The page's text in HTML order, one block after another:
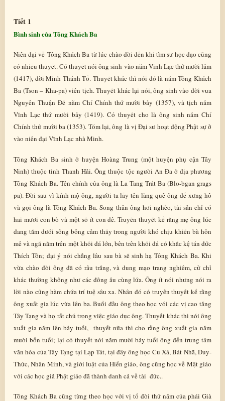
Tiết 1
Bình sinh của Tông Khách Ba
Niên đại về Tông Khách Ba từ lúc chào đời đến khi tìm sư học đạo cũng
có nhiều thuyết. Có thuyết nói ông sinh vào năm Vĩnh Lạc thứ mười lăm
(1417), đời Minh Thánh Tổ. Thuyết khác thì nói đó là năm Tông Khách
Ba (Tson – Kha-pa) viên tịch. Thuyết khác lại nói, ông sinh vào đời vua
Nguyên Thuận Đế năm Chí Chính thứ mười bảy (1357), và tịch năm
Vĩnh Lạc thứ mười bảy (1419). Có thuyết cho là ông sinh năm Chí
Chính thứ mười ba (1353). Tóm lại, ông là vị Đại sư hoạt động Phật sự ở
vào niên đại Vĩnh Lạc nhà Minh.
Tông Khách Ba sinh ở huyện Hoàng Trung (một huyện phụ cận Tây
Ninh) thuộc tỉnh Thanh Hải. Ông thuộc tộc người An Đa ở địa phương
Tông Khách Ba. Tên chính của ông là La Tang Trát Ba (Blo-bgan grags
pa). Đời sau vì kính mộ ông, người ta lấy tên làng quê ông để xưng hô
và gọi ông là Tông Khách Ba. Song thân ông hơi nghèo, tài sản chỉ có
hai mươi con bò và một số ít con dê. Truyền thuyết kể rằng mẹ ông lúc
đang tắm dưới sông bỗng cảm thấy trong người khó chịu khiến bà hôn
mê và ngã nằm trên một khối đá lớn, bên trên khối đá có khắc kệ tán đức
Thích Tôn; đại ý nói chẳng lâu sau bà sẽ sinh hạ Tông Khách Ba. Khi
vừa chào đời ông đã có râu trắng, và dung mạo trang nghiêm, cử chỉ
khác thường không như các đồng ấu cùng lứa. Ông ít nói nhưng nói ra
lời nào cũng hàm chứa trí tuệ sâu xa. Nhân đó có truyền thuyết kể rằng
ông xuất gia lúc vừa lên ba. Buổi đầu ông theo học với các vị cao tăng
Tây Tạng và họ rất chú trọng việc giáo dục ông. Thuyết khác thì nói ông
xuất gia năm lên bảy tuổi, thuyết nữa thì cho rằng ông xuất gia năm
mười bốn tuổi; lại có thuyết nói năm mười bảy tuổi ông đến trung tâm
văn hóa của Tây Tạng tại Lạp Tát, tại đây ông học Cu Xá, Bát Nhã, Duy-
Thức, Nhân Minh, và giới luật của Hiển giáo, ông cũng học về Mật giáo
với các học giả Phật giáo đã thành danh cả về tài đức..
Tông Khách Ba cũng từng theo học với vị tổ đời thứ năm của phái Già